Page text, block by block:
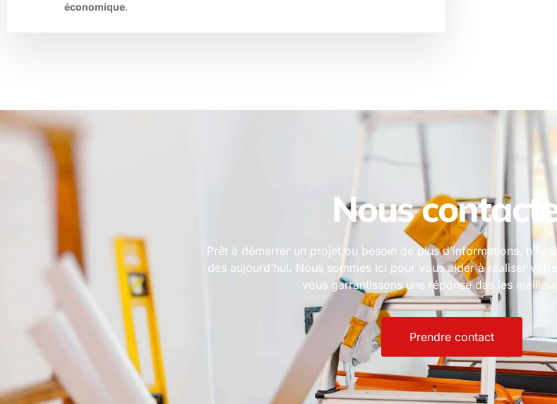
économique.
Nous
Prêt à démarrer un projet ou besoin de plus d’informations,
dès aujourd’hui. Nous sommes ici pour vous aider à réaliser
vous garrantissons une réponse das les
Prendre contact